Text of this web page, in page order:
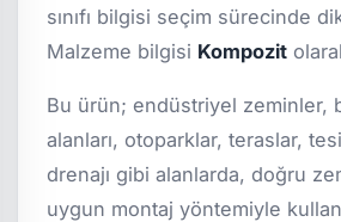
sınıfı bilgisi seçim sürecinde
Malzeme bilgisi Kompozit
Bu ürün; endüstriyel zeminler,
alanları, otoparklar, teraslar,
drenajı gibi alanlarda, doğru
uygun montaj yöntemiyle